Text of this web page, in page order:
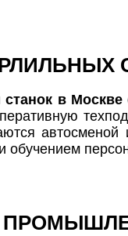
в Москве
автосменой
обучением